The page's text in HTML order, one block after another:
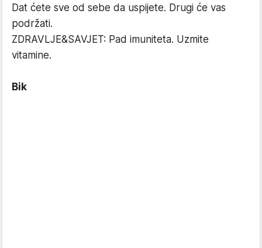
Dat ćete sve od sebe da uspijete. Drugi će vas
podržati.
ZDRAVLJE&SAVJET: Pad imuniteta. Uzmite
vitamine.
Bik